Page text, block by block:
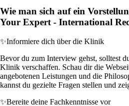
Wie man sich auf ein
Your Expert - International
✨Informiere dich über die Klinik
Bevor du zum Interview gehst, solltest
Klinik verschaffen. Schau dir die
angebotenen Leistungen und die
kannst du gezielte Fragen stellen und
✨Bereite deine Fachkenntnisse vor